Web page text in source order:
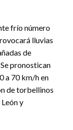
frío número
lluvias
de
pronostican
a 70 km/h en
de torbellinos
y